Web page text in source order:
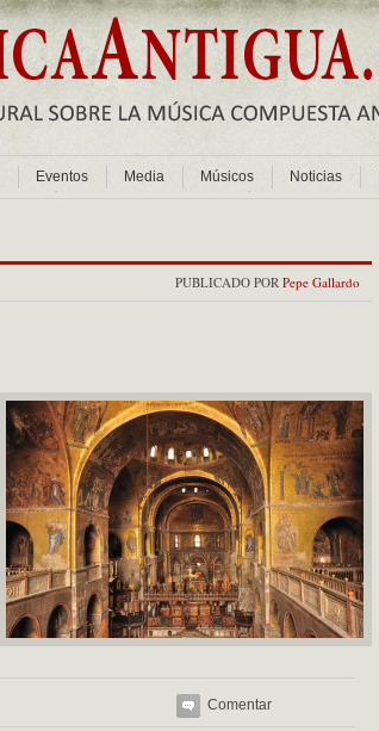
Eventos Media Músicos Noticias
PUBLICADO POR Pepe Gallardo
Comentar